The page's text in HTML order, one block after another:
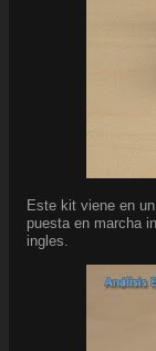
Este kit viene en
puesta en marcha
ingles.